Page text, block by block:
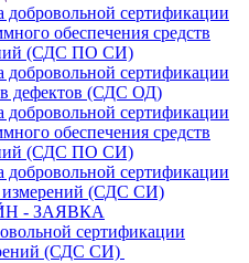
добровольной сертификации
обеспечения средств
(СДС ПО СИ)
добровольной сертификации
дефектов (СДС ОД)
добровольной сертификации
обеспечения средств
(СДС ПО СИ)
добровольной сертификации
измерений (СДС СИ)
- ЗАЯВКА
сертификации
(СДС СИ)